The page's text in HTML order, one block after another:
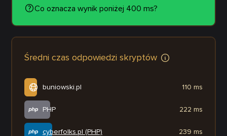
Co oznacza wynik poniżej 400 ms?
Średni czas odpowiedzi skryptów
buniowski.pl
PHP
cyberfolks.pl (PHP)
110 ms
222 ms
239 ms